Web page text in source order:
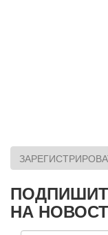
НА